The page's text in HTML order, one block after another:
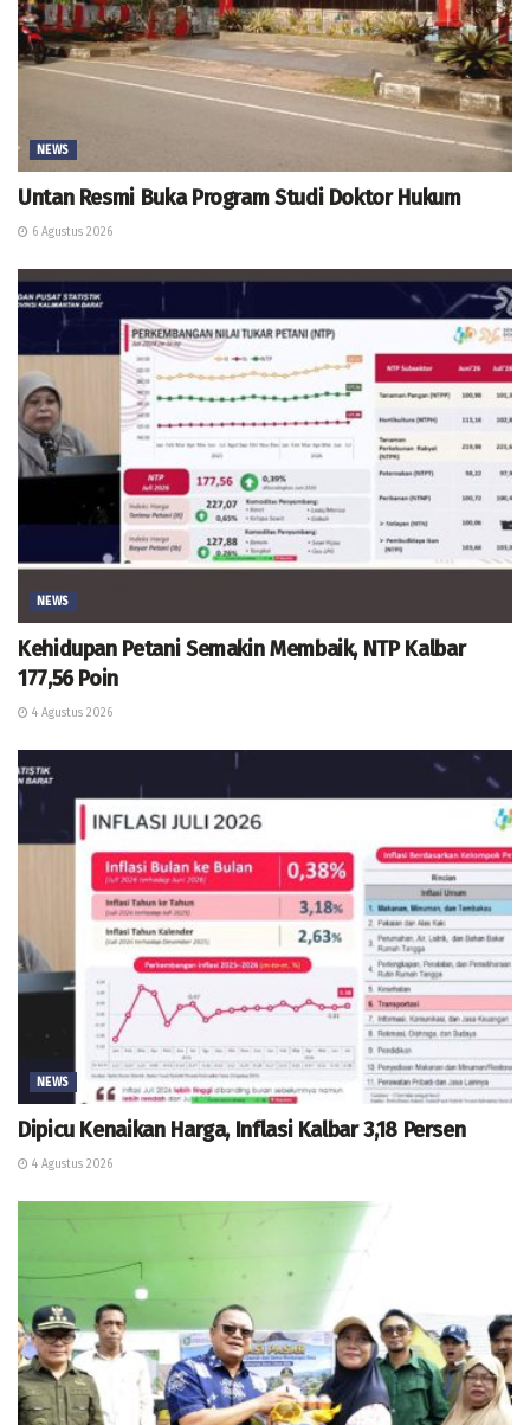
NEWS
Untan Resmi Buka Program Studi Doktor Hukum
6 Agustus 2026
NEWS
Kehidupan Petani Semakin Membaik, NTP Kalbar
177,56 Poin
4 Agustus 2026
NEWS
Dipicu Kenaikan Harga, Inflasi Kalbar 3,18 Persen
4 Agustus 2026